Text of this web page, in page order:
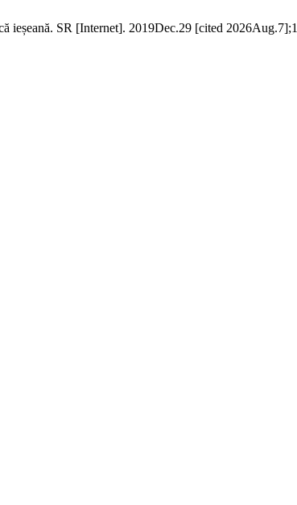
ieșeană. SR [Internet]. 2019Dec.29 [cited